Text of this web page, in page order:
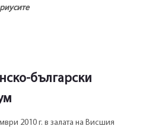
български
2010 г. в залата на Висшия